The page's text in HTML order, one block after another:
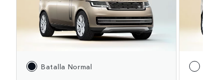
Batalla Normal